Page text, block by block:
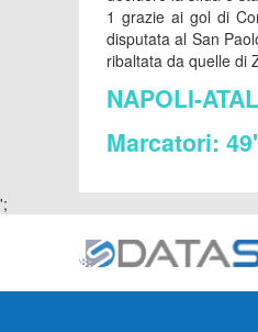
1 grazie ai gol di
disputata al San
ribaltata da quelle di
NAPOLI-
Marcatori:
';